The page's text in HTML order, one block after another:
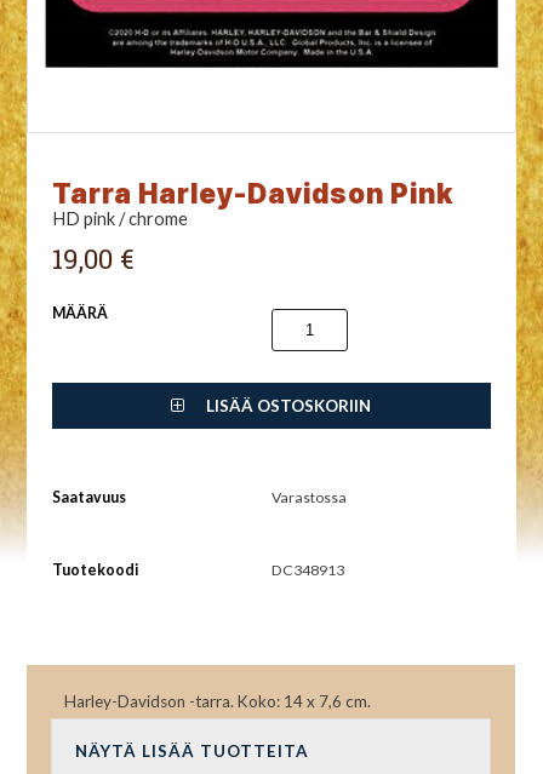
Tarra Harley-Davidson Pink
HD pink / chrome
19,00 €
MÄÄRÄ
LISÄÄ OSTOSKORIIN
Saatavuus Varastossa
Tuotekoodi DC348913
Harley-Davidson -tarra. Koko: 14 x 7,6 cm.
NÄYTÄ LISÄÄ TUOTTEITA